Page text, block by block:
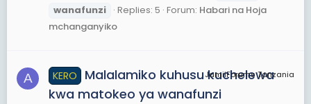
wanafunzi
Replies: 5 Forum: Habari na Hoja
mchanganyiko
A JamiiForums Tanzania
KERO
Malalamiko kuhusu kuchelewa
kwa matokeo ya wanafunzi